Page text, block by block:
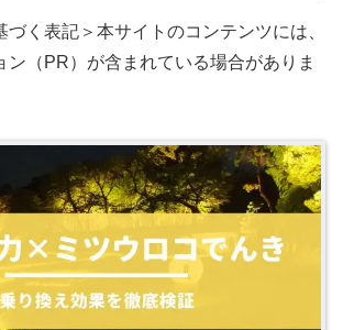
づく表記＞本サイトのコンテンツには、
ン（PR）が含まれている場合がありま